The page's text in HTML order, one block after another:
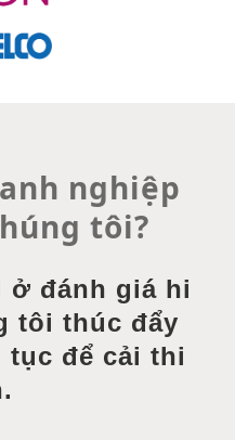
nghiệp
tôi?
ở đánh giá hi
tôi thúc đẩy
tục để cải thi